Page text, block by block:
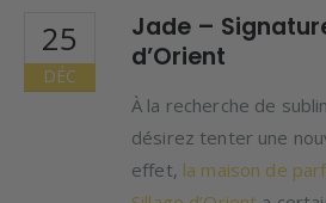
25
DÉC
Jade –
d’Orient
À la recherche de
désirez tenter une
effet, la maison de